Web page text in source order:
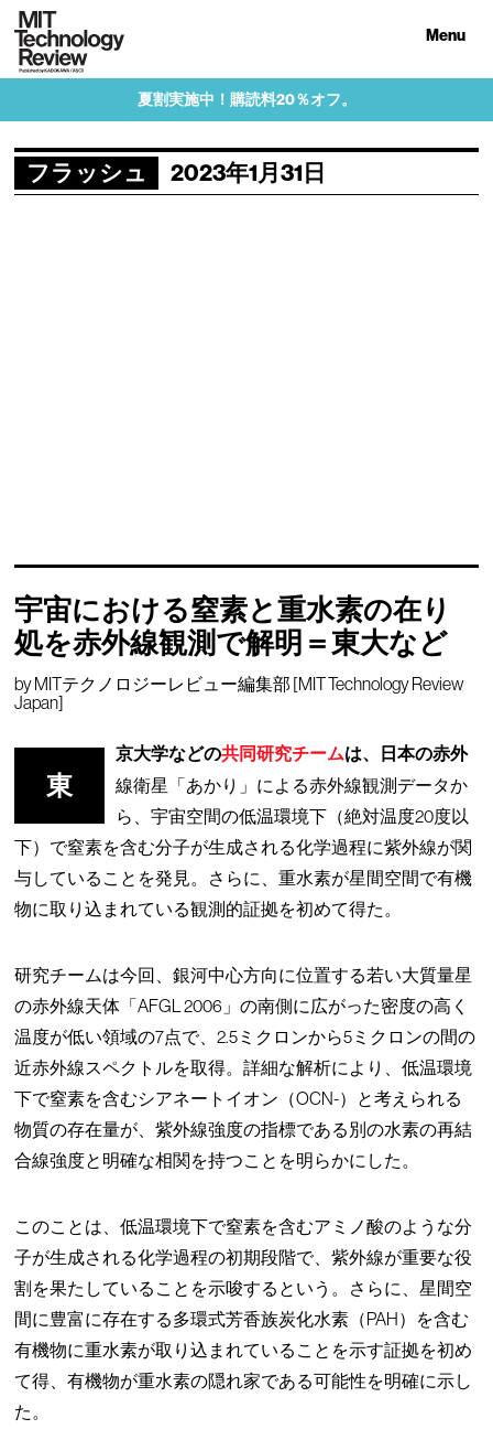
Menu
夏割実施中！購読料20％オフ。
フラッシュ 2023年1月31日
宇宙における窒素と重水素の在り
処を赤外線観測で解明＝東大など
byMITテクノロジーレビュー編集部 [MIT Technology Review
Japan]
東
京大学などの共同研究チームは、日本の赤外
線衛星「あかり」による赤外線観測データか
ら、宇宙空間の低温環境下（絶対温度20度以
下）で窒素を含む分子が生成される化学過程に紫外線が関
与していることを発見。さらに、重水素が星間空間で有機
物に取り込まれている観測的証拠を初めて得た。
研究チームは今回、銀河中心方向に位置する若い大質量星
の赤外線天体「AFGL 2006」の南側に広がった密度の高く
温度が低い領域の7点で、2.5ミクロンから5ミクロンの間の
近赤外線スペクトルを取得。詳細な解析により、低温環境
下で窒素を含むシアネートイオン（OCN-）と考えられる
物質の存在量が、紫外線強度の指標である別の水素の再結
合線強度と明確な相関を持つことを明らかにした。
このことは、低温環境下で窒素を含むアミノ酸のような分
子が生成される化学過程の初期段階で、紫外線が重要な役
割を果たしていることを示唆するという。さらに、星間空
間に豊富に存在する多環式芳香族炭化水素（PAH）を含む
有機物に重水素が取り込まれていることを示す証拠を初め
て得、有機物が重水素の隠れ家である可能性を明確に示し
た。